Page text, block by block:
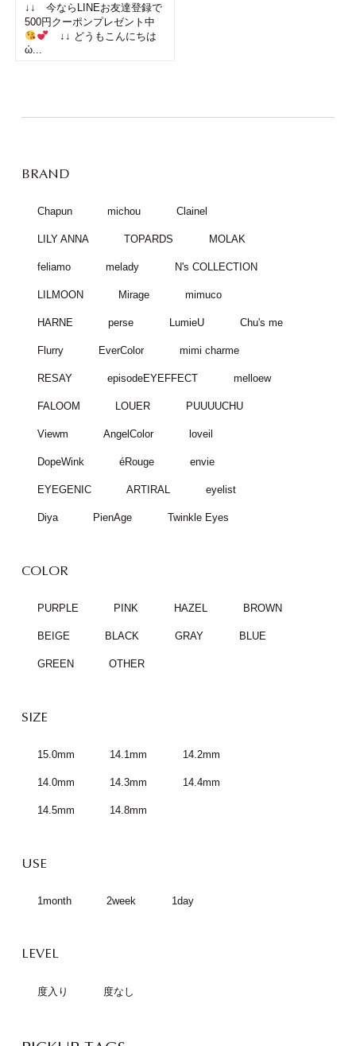
↓↓ 今ならLINEお友達登録で
500円クーポンプレゼント中
↓↓ どうもこんにちは
ὠ...
BRAND
Chapun michou Clainel
LILY ANNA TOPARDS MOLAK
feliamo melady N's COLLECTION
LILMOON Mirage mimuco
HARNE perse LumieU Chu's me
Flurry EverColor mimi charme
RESAY episodeEYEFFECT melloew
FALOOM LOUER PUUUUCHU
Viewm AngelColor loveil
DopeWink éRouge envie
EYEGENIC ARTIRAL eyelist
Diya PienAge Twinkle Eyes
COLOR
PURPLE PINK HAZEL BROWN
BEIGE BLACK GRAY BLUE
GREEN OTHER
SIZE
15.0mm 14.1mm 14.2mm
14.0mm 14.3mm 14.4mm
14.5mm 14.8mm
USE
1month 2week 1day
LEVEL
度入り 度なし